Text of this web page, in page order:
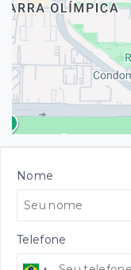
Nome
Telefone